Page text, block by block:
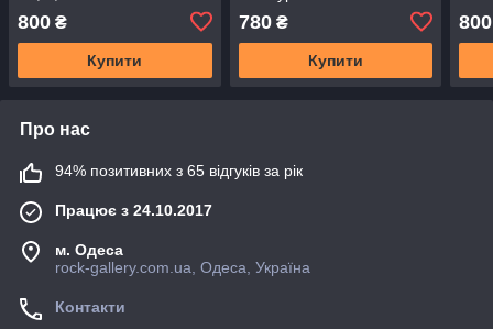
800 ₴
Купити
780₴
Купити
800
Про нас
94% позитивних з 65 відгуків за рік
Працює з 24.10.2017
м. Одеса
rock-gallery.com.ua, Одеса, Україна
Контакти